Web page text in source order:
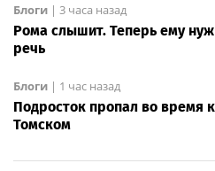
Блоги | 3 часа назад
Рома слышит. Теперь ему
речь
Блоги | 1 час назад
Подросток пропал во время
Томском